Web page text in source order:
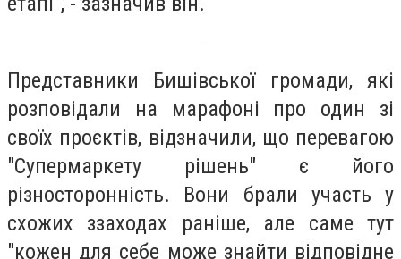
Представники Бишівської громади, які
розповідали на марафоні про один зі
своїх проєктів, відзначили, що перевагою
"Супермаркету рішень" є його
різносторонність. Вони брали участь у
схожих ззаходах раніше, але саме тут
"кожен для себе може знайти відповідне